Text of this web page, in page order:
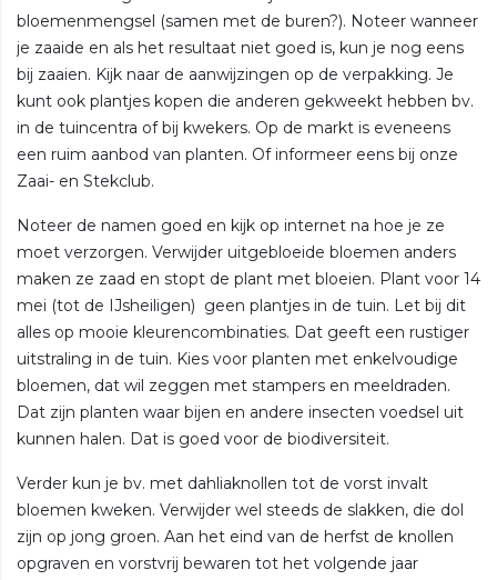
bloemenmengsel (samen met de buren?). Noteer wanneer
je zaaide en als het resultaat niet goed is, kun je nog eens
bij zaaien. Kijk naar de aanwijzingen op de verpakking. Je
kunt ook plantjes kopen die anderen gekweekt hebben bv.
in de tuincentra of bij kwekers. Op de markt is eveneens
een ruim aanbod van planten. Of informeer eens bij onze
Zaai- en Stekclub.
Noteer de namen goed en kijk op internet na hoe je ze
moet verzorgen. Verwijder uitgebloeide bloemen anders
maken ze zaad en stopt de plant met bloeien. Plant voor 14
mei (tot de IJsheiligen) geen plantjes in de tuin. Let bij dit
alles op mooie kleurencombinaties. Dat geeft een rustiger
uitstraling in de tuin. Kies voor planten met enkelvoudige
bloemen, dat wil zeggen met stampers en meeldraden.
Dat zijn planten waar bijen en andere insecten voedsel uit
kunnen halen. Dat is goed voor de biodiversiteit.
Verder kun je bv. met dahliaknollen tot de vorst invalt
bloemen kweken. Verwijder wel steeds de slakken, die dol
zijn op jong groen. Aan het eind van de herfst de knollen
opgraven en vorstvrij bewaren tot het volgende jaar